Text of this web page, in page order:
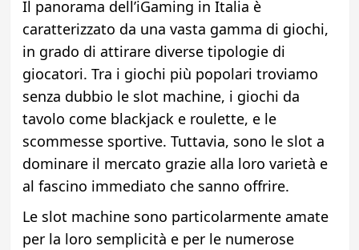
Il panorama dell’iGaming in Italia è
caratterizzato da una vasta gamma di giochi,
in grado di attirare diverse tipologie di
giocatori. Tra i giochi più popolari troviamo
senza dubbio le slot machine, i giochi da
tavolo come blackjack e roulette, e le
scommesse sportive. Tuttavia, sono le slot a
dominare il mercato grazie alla loro varietà e
al fascino immediato che sanno offrire.
Le slot machine sono particolarmente amate
per la loro semplicità e per le numerose